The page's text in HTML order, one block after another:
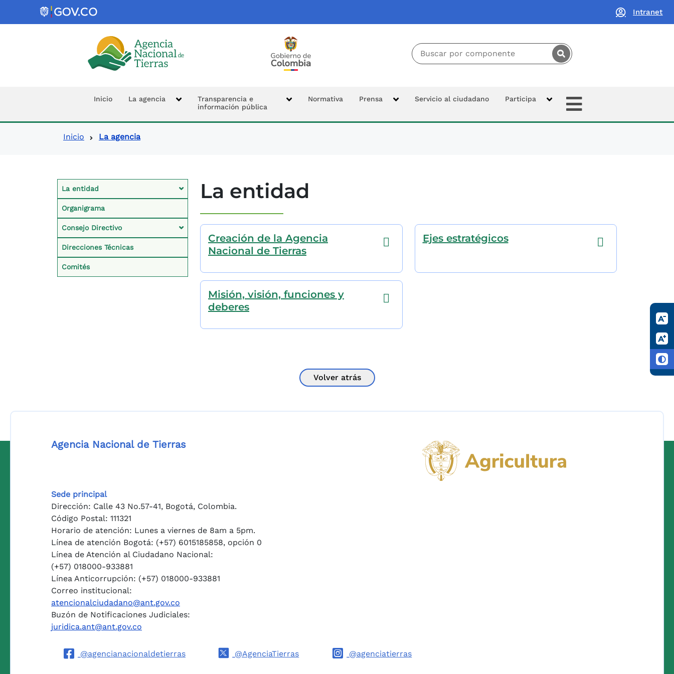
Intranet
Logo de la Agencia Nacional de Tierras
Buscador principal:
Navegación principal
Inicio La agencia
Transparencia e
información pública
Normativa Prensa Servicio al ciudadano Participa Extras
Ruta de navegación
Inicio La agencia
Conexto Agencia
La entidad
Organigrama
Consejo Directivo
Direcciones Técnicas
Comités
La entidad
Creación de la Agencia
Nacional de Tierras
Ejes estratégicos
Misión, visión, funciones y
deberes
Volver atrás
Agencia Nacional de Tierras
Sede principal
Dirección: Calle 43 No.57-41, Bogotá, Colombia.
Código Postal: 111321
Horario de atención: Lunes a viernes de 8am a 5pm.
Línea de atención Bogotá: (+57) 6015185858, opción 0
Línea de Atención al Ciudadano Nacional:
(+57) 018000-933881
Línea Anticorrupción: (+57) 018000-933881
Correo institucional:
atencionalciudadano@ant.gov.co
Buzón de Notificaciones Judiciales:
juridica.ant@ant.gov.co
@agencianacionaldetierras @AgenciaTierras @agenciatierras